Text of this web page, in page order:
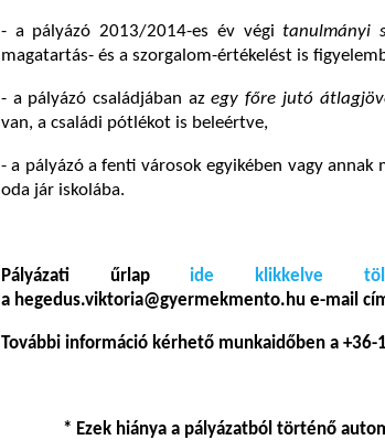
- a pályázó 2013/2014-es év végitanulmányi
magatartás- és a szorgalom-értékelést is
- a pályázó családjában azegy főre jutó
van, a családi pótlékot is beleértve,
- a pályázó a fenti városok egyikében vagy
oda jár iskolába.
Pályázati űrlap ide klikkelve
a hegedus.viktoria@gyermekmento.hu e-mail
További információ kérhető munkaidőben a
* Ezek hiánya a pályázatból történő